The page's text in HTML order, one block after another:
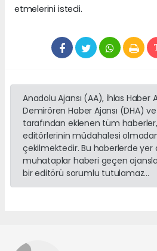
etmelerini istedi.
Anadolu Ajansı (AA), İhlas Haber
Demirören Haber Ajansı (DHA)
tarafından eklenen tüm
editörlerinin müdahalesi
çekilmektedir. Bu haberlerde yer
muhataplar haberi geçen
bir editörü sorumlu tutulamaz...